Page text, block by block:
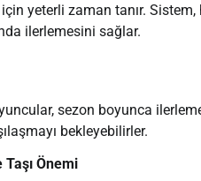
yeterli zaman tanır. Sistem,
ilerlemesini sağlar.
sezon boyunca
bekleyebilirler.
Önemi